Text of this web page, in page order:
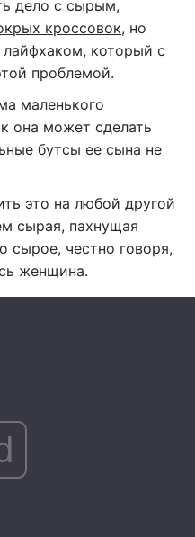
дело с сырым,
кроссовок, но
который с
проблемой.
маленького
она может сделать
бутсы ее сына не
это на любой другой
сырая, пахнущая
сырое, честно говоря,
женщина.